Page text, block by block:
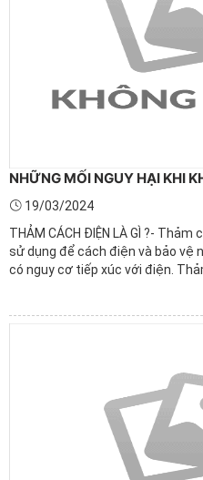
NHỮNG MỐI NGUY HẠI KHI
19/03/2024
THẢM CÁCH ĐIỆN LÀ GÌ ?-
sử dụng để cách điện và bảo vệ
có nguy cơ tiếp xúc với điện.